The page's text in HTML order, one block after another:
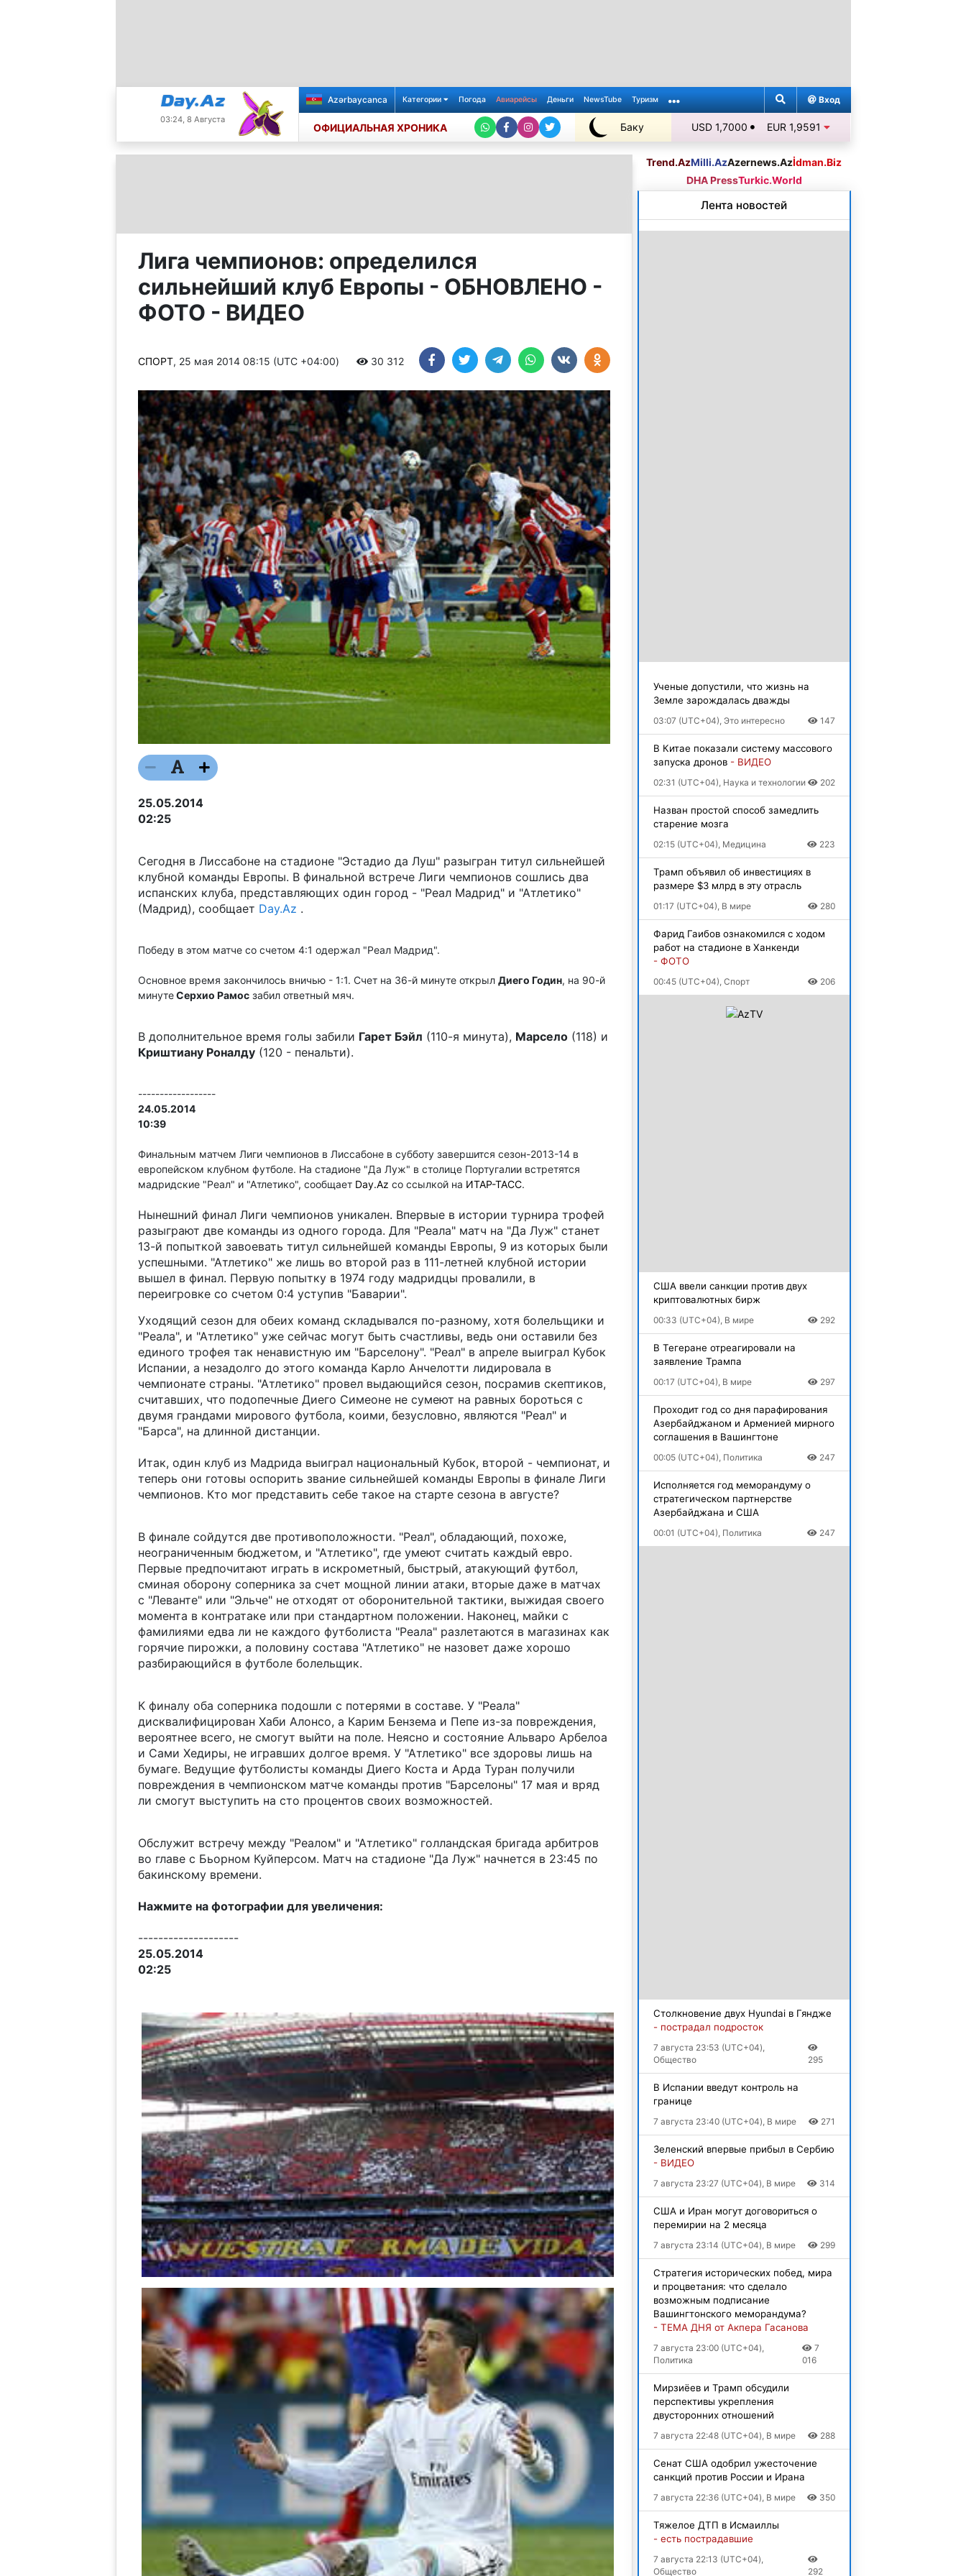
03:24, 8 Августа
Azərbaycanca Категории Погода Авиарейсы Деньги NewsTube Туризм Вход
ОФИЦИАЛЬНАЯ ХРОНИКА Баку
+25℃
USD 1,7000 EUR 1,9591
Лига чемпионов: определился
сильнейший клуб Европы - ОБНОВЛЕНО -
ФОТО - ВИДЕО
СПОРТ, 25 мая 2014 08:15 (UTC +04:00) 30 312
25.05.2014
02:25
Сегодня в Лиссабоне на стадионе "Эстадио да Луш" разыгран титул сильнейшей
клубной команды Европы. В финальной встрече Лиги чемпионов сошлись два
испанских клуба, представляющих один город - "Реал Мадрид" и "Атлетико"
(Мадрид), сообщает Day.Az .
Победу в этом матче со счетом 4:1 одержал "Реал Мадрид".
Основное время закончилось вничью - 1:1. Счет на 36-й минуте открыл Диего Годин, на 90-й
минутеСерхио Рамосзабил ответный мяч.
В дополнительное время голы забили Гарет Бэйл (110-я минута), Марсело(118) и
Криштиану Роналду(120 - пенальти).
------------------
24.05.2014
10:39
Финальным матчем Лиги чемпионов в Лиссабоне в субботу завершится сезон-2013-14 в
европейском клубном футболе. На стадионе "Да Луж" в столице Португалии встретятся
мадридские "Реал" и "Атлетико", сообщает Day.Az со ссылкой на ИТАР-ТАСС.
Нынешний финал Лиги чемпионов уникален. Впервые в истории турнира трофей
разыграют две команды из одного города. Для "Реала" матч на "Да Луж" станет
13-й попыткой завоевать титул сильнейшей команды Европы, 9 из которых были
успешными. "Атлетико" же лишь во второй раз в 111-летней клубной истории
вышел в финал. Первую попытку в 1974 году мадридцы провалили, в
переигровке со счетом 0:4 уступив "Баварии".
Уходящий сезон для обеих команд складывался по-разному, хотя болельщики и
"Реала", и "Атлетико" уже сейчас могут быть счастливы, ведь они оставили без
единого трофея так ненавистную им "Барселону". "Реал" в апреле выиграл Кубок
Испании, а незадолго до этого команда Карло Анчелотти лидировала в
чемпионате страны. "Атлетико" провел выдающийся сезон, посрамив скептиков,
считавших, что подопечные Диего Симеоне не сумеют на равных бороться с
двумя грандами мирового футбола, коими, безусловно, являются "Реал" и
"Барса", на длинной дистанции.
Итак, один клуб из Мадрида выиграл национальный Кубок, второй - чемпионат, и
теперь они готовы оспорить звание сильнейшей команды Европы в финале Лиги
чемпионов. Кто мог представить себе такое на старте сезона в августе?
В финале сойдутся две противоположности. "Реал", обладающий, похоже,
неограниченным бюджетом, и "Атлетико", где умеют считать каждый евро.
Первые предпочитают играть в искрометный, быстрый, атакующий футбол,
сминая оборону соперника за счет мощной линии атаки, вторые даже в матчах
с "Леванте" или "Эльче" не отходят от оборонительной тактики, выжидая своего
момента в контратаке или при стандартном положении. Наконец, майки с
фамилиями едва ли не каждого футболиста "Реала" разлетаются в магазинах как
горячие пирожки, а половину состава "Атлетико" не назовет даже хорошо
разбирающийся в футболе болельщик.
К финалу оба соперника подошли с потерями в составе. У "Реала"
дисквалифицирован Хаби Алонсо, а Карим Бензема и Пепе из-за повреждения,
вероятнее всего, не смогут выйти на поле. Неясно и состояние Альваро Арбелоа
и Сами Хедиры, не игравших долгое время. У "Атлетико" все здоровы лишь на
бумаге. Ведущие футболисты команды Диего Коста и Арда Туран получили
повреждения в чемпионском матче команды против "Барселоны" 17 мая и вряд
ли смогут выступить на сто процентов своих возможностей.
Обслужит встречу между "Реалом" и "Атлетико" голландская бригада арбитров
во главе с Бьорном Куйперсом. Матч на стадионе "Да Луж" начнется в 23:45 по
бакинскому времени.
Нажмите на фотографии для увеличения:
--------------------
25.05.2014
02:25
Trend.AzMilli.AzAzernews.Azİdman.Biz
DHA PressTurkic.World
Лента новостей
Ученые допустили, что жизнь на
Земле зарождалась дважды
03:07 (UTC+04), Это интересно 147
В Китае показали систему массового
запуска дронов - ВИДЕО
02:31 (UTC+04), Наука и технологии 202
Назван простой способ замедлить
старение мозга
02:15 (UTC+04), Медицина 223
Трамп объявил об инвестициях в
размере $3 млрд в эту отрасль
01:17 (UTC+04), В мире 280
Фарид Гаибов ознакомился с ходом
работ на стадионе в Ханкенди
- ФОТО
00:45 (UTC+04), Спорт 206
США ввели санкции против двух
криптовалютных бирж
00:33 (UTC+04), В мире 292
В Тегеране отреагировали на
заявление Трампа
00:17 (UTC+04), В мире 297
Проходит год со дня парафирования
Азербайджаном и Арменией мирного
соглашения в Вашингтоне
00:05 (UTC+04), Политика 247
Исполняется год меморандуму о
стратегическом партнерстве
Азербайджана и США
00:01 (UTC+04), Политика 247
Столкновение двух Hyundai в Гяндже
- пострадал подросток
7 августа 23:53 (UTC+04),
Общество
295
В Испании введут контроль на
границе
7 августа 23:40 (UTC+04), В мире 271
Зеленский впервые прибыл в Сербию
- ВИДЕО
7 августа 23:27 (UTC+04), В мире 314
США и Иран могут договориться о
перемирии на 2 месяца
7 августа 23:14 (UTC+04), В мире 299
Стратегия исторических побед, мира
и процветания: что сделало
возможным подписание
Вашингтонского меморандума?
- ТЕМА ДНЯ от Акпера Гасанова
7 августа 23:00 (UTC+04),
Политика
7
016
Мирзиёев и Трамп обсудили
перспективы укрепления
двусторонних отношений
7 августа 22:48 (UTC+04), В мире 288
Сенат США одобрил ужесточение
санкций против России и Ирана
7 августа 22:36 (UTC+04), В мире 350
Тяжелое ДТП в Исмаиллы
- есть пострадавшие
7 августа 22:13 (UTC+04),
Общество
292